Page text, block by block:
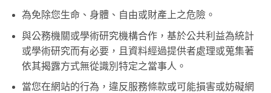
為免除您生命、身體、自由或財產上之危險。
與公務機關或學術研究機構合作，基於公共利益為統計
或學術研究而有必要，且資料經過提供者處理或蒐集著
依其揭露方式無從識別特定之當事人。
當您在網站的行為，違反服務條款或可能損害或妨礙網